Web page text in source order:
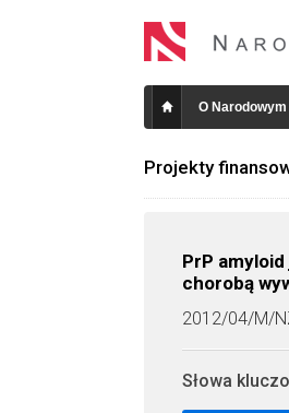
O
Projekty
PrP
chorobą
2012/04/M/
Słowa